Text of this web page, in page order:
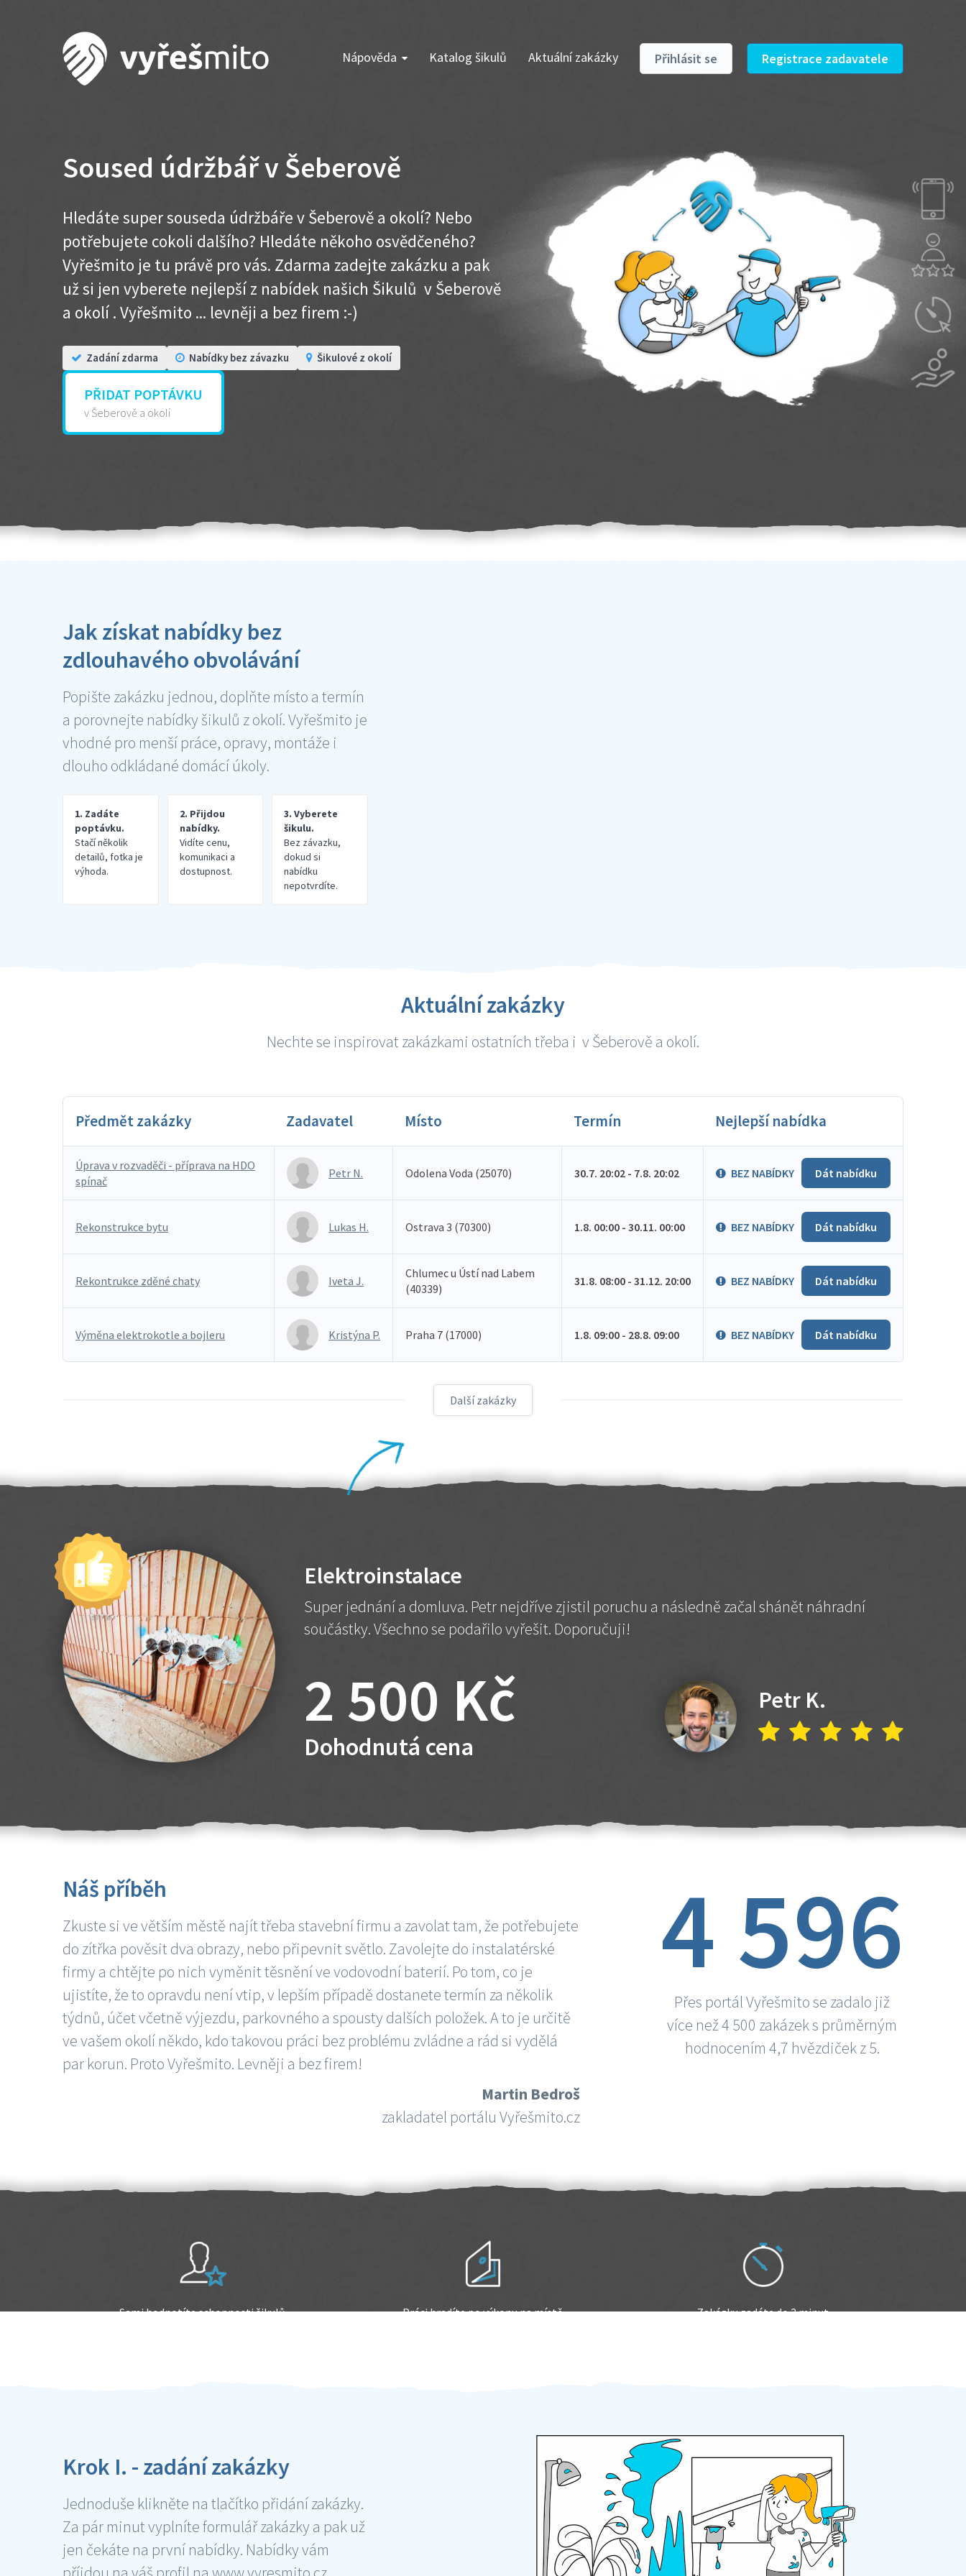
Nápověda Katalog šikulů Aktuální zakázky Přihlásit se Registrace zadavatele
Soused údržbář v Šeberově
Hledáte super souseda údržbáře v Šeberově a okolí? Nebo
potřebujete cokoli dalšího? Hledáte někoho osvědčeného?
Vyřešmito je tu právě pro vás. Zdarma zadejte zakázku a pak
už si jen vyberete nejlepší z nabídek našich Šikulů v Šeberově
a okolí . Vyřešmito ... levněji a bez firem :-)
Zadání zdarma Nabídky bez závazku Šikulové z okolí
PŘIDAT POPTÁVKU
v Šeberově a okolí
Jak získat nabídky bez
zdlouhavého obvolávání
Popište zakázku jednou, doplňte místo a termín
a porovnejte nabídky šikulů z okolí. Vyřešmito je
vhodné pro menší práce, opravy, montáže i
dlouho odkládané domácí úkoly.
1. Zadáte
poptávku.
Stačí několik
detailů, fotka je
výhoda.
2. Přijdou
nabídky.
Vidíte cenu,
komunikaci a
dostupnost.
3. Vyberete
šikulu.
Bez závazku,
dokud si
nabídku
nepotvrdíte.
Aktuální zakázky
Nechte se inspirovat zakázkami ostatních třeba i v Šeberově a okolí.
Předmět zakázky Zadavatel Místo Termín Nejlepší nabídka
Úprava v rozvaděči - příprava na HDO
spínač
Petr N. Odolena Voda (25070) 30.7. 20:02 - 7.8. 20:02 BEZ NABÍDKY Dát nabídku
Rekonstrukce bytu Lukas H. Ostrava 3 (70300) 1.8. 00:00 - 30.11. 00:00 BEZ NABÍDKY Dát nabídku
Rekontrukce zděné chaty Iveta J.
Chlumec u Ústí nad Labem
(40339)
31.8. 08:00 - 31.12. 20:00 BEZ NABÍDKY Dát nabídku
Výměna elektrokotle a bojleru Kristýna P. Praha 7 (17000) 1.8. 09:00 - 28.8. 09:00 BEZ NABÍDKY Dát nabídku
Další zakázky
Elektroinstalace
Super jednání a domluva. Petr nejdříve zjistil poruchu a následně začal shánět náhradní
součástky. Všechno se podařilo vyřešit. Doporučuji!
2 500 Kč
Dohodnutá cena
Petr K.
Náš příběh
Zkuste si ve větším městě najít třeba stavební firmu a zavolat tam, že potřebujete
do zítřka pověsit dva obrazy, nebo připevnit světlo. Zavolejte do instalatérské
firmy a chtějte po nich vyměnit těsnění ve vodovodní baterií. Po tom, co je
ujistíte, že to opravdu není vtip, v lepším případě dostanete termín za několik
týdnů, účet včetně výjezdu, parkovného a spousty dalších položek. A to je určitě
ve vašem okolí někdo, kdo takovou práci bez problému zvládne a rád si vydělá
par korun. Proto Vyřešmito. Levněji a bez firem!
Martin Bedroš
zakladatel portálu Vyřešmito.cz
4 596
Přes portál Vyřešmito se zadalo již
více než 4 500 zakázek s průměrným
hodnocením 4,7 hvězdiček z 5.
Sami hodnotíte schopnosti šikulů Práci hradíte po výkonu na místě Zakázku zadáte do 2 minut
Krok I. - zadání zakázky
Jednoduše klikněte na tlačítko přidání zakázky.
Za pár minut vyplníte formulář zakázky a pak už
jen čekáte na první nabídky. Nabídky vám